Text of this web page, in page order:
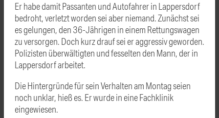
Er habe damit Passanten und Autofahrer in Lappersdorf
bedroht, verletzt worden sei aber niemand. Zunächst sei
es gelungen, den 36-Jährigen in einem Rettungswagen
zu versorgen. Doch kurz drauf sei er aggressiv geworden.
Polizisten überwältigten und fesselten den Mann, der in
Lappersdorf arbeitet.
Die Hintergründe für sein Verhalten am Montag seien
noch unklar, hieß es. Er wurde in eine Fachklinik
eingewiesen.